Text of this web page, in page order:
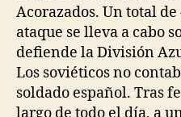
Acorazados. Un total
ataque se lleva a cabo
defiende la División
Los soviéticos no
soldado español. Tras